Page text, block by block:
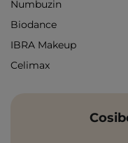
Numbuzin
Biodance
IBRA Makeup
Celimax